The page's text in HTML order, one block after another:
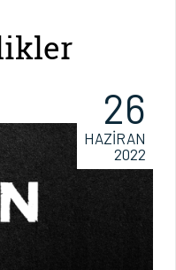
26
HAZİRAN
2022